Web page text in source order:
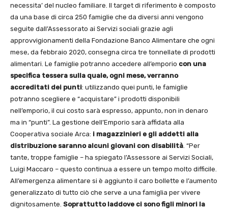
necessita’ del nucleo familiare. Il target di riferimento è composto
da una base di circa 250 famiglie che da diversi anni vengono
seguite dall’Assessorato ai Servizi sociali grazie agli
approvvigionamenti della Fondazione Banco Alimentare che ogni
mese, da febbraio 2020, consegna circa tre tonnellate di prodotti
alimentari. Le famiglie potranno accedere all’emporio con una
specifica tessera sulla quale, ogni mese, verranno
accreditati dei punti: utilizzando quei punti, le famiglie
potranno scegliere e “acquistare” i prodotti disponibili
nell’emporio, il cui costo sarà espresso, appunto, non in denaro
ma in “punti”. La gestione dell’Emporio sarà affidata alla
Cooperativa sociale Arca: i magazzinieri e gli addetti alla
distribuzione saranno alcuni giovani con disabilità. “Per
tante, troppe famiglie – ha spiegato l’Assessore ai Servizi Sociali,
Luigi Maccaro – questo continua a essere un tempo molto difficile.
All’emergenza alimentare si è aggiunto il caro bollette e l’aumento
generalizzato di tutto ciò che serve a una famiglia per vivere
dignitosamente. Soprattutto laddove ci sono figli minori la